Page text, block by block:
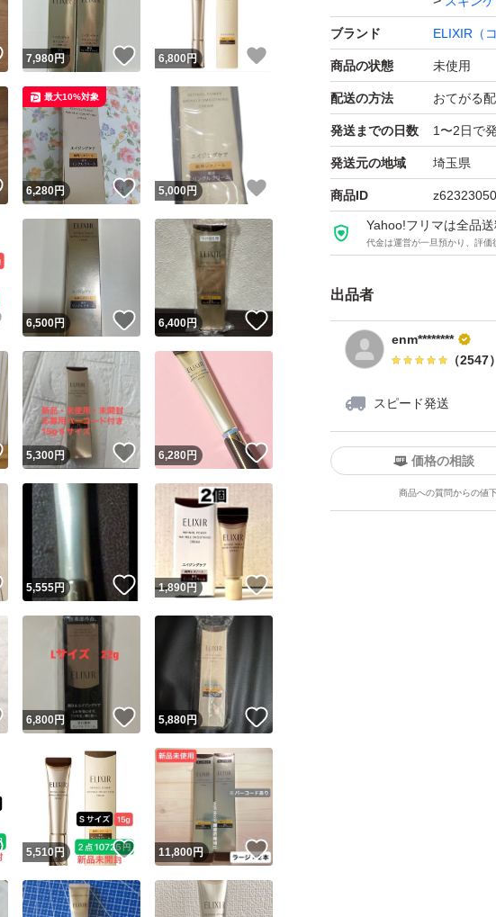
ブランド ELIXIR（
商品の状態 未使用
配送の方法 おてがる
発送までの日数 1〜2日で
発送元の地域 埼玉県
商品ID
Yahoo!フリマは全品
代金は運営が一旦預かり、評
出品者
enm********
（2547）
スピード発送
ユーザーの実績について
Yahoo!フリマが定めた一定の基準を満たしたユーザーにバッジを付与しています
安心取引出品者
安心取引出品者 Yahoo!フリマの基準をクリアした安心・安全なユーザーです
取引実績
取引実績◯+ このユーザーはYahoo!フリマの取引を完了させた実績があります
価格の相談
商品への質問からの値
この商品の情報をコピーします
商品画像の無断転載は禁止されています
コピーは1商品につき1回です
いいね！
7,980円 いいね！
6,800 円
いいね！
6,280円 いいね！
最大10%対象
5,000円
いいね！
6,500円 いいね！
6,400円
いいね！
5,300円 いいね！
6,280円
いいね！
5,555円 いいね！
1,890 円 いいね！
いいね！
6,800円 いいね！
5,880円 いいね！
いいね！
5,510円 いいね！
11,800円 いいね！